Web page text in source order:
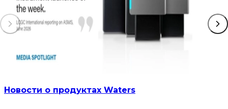
Новости о продуктах Waters